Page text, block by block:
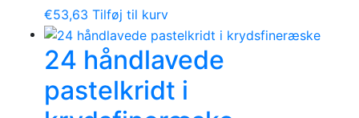
€53,63 Tilføj til kurv
24 håndlavede
pastelkridt i